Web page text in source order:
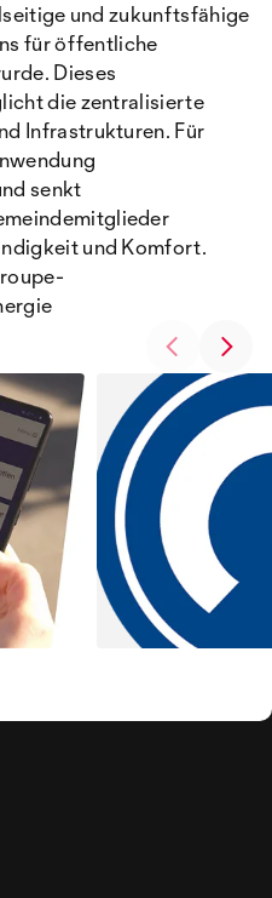
und zukunftsfähige
für öffentliche
Dieses
die zentralisierte
Infrastrukturen. Für
senkt
und Komfort.